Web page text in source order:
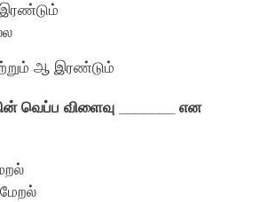
ஆ இரண்டும்
வெப்ப விளைவு _______ என